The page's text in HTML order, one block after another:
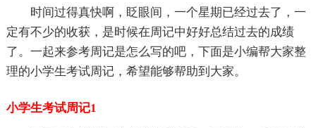
时间过得真快啊，眨眼间，一个星期已经过去了，一
定有不少的收获，是时候在周记中好好总结过去的成绩
了。一起来参考周记是怎么写的吧，下面是小编帮大家整
理的小学生考试周记，希望能够帮助到大家。
小学生考试周记1